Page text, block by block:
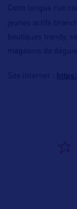
Cette longue rue
jeunes actifs
boutiques trendy,
magasins de
Site internet :